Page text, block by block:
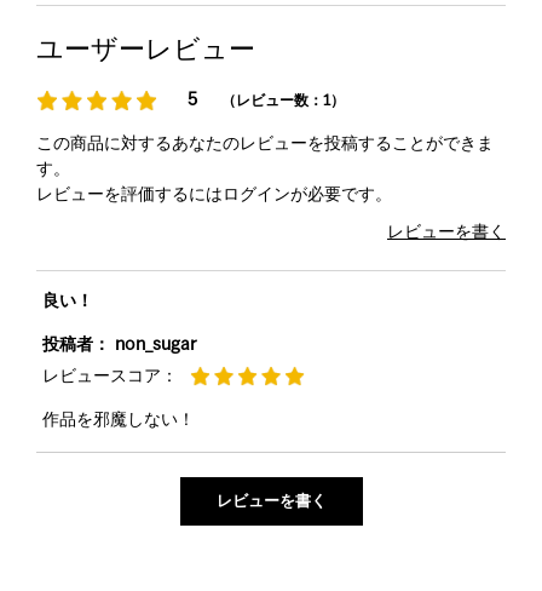
ユーザーレビュー
5 （レビュー数：1）
この商品に対するあなたのレビューを投稿することができま
す。
レビューを評価するには ログインが必要です。
レビューを書く
良い！
投稿者：
non_sugar
レビュースコア：
作品を邪魔しない！